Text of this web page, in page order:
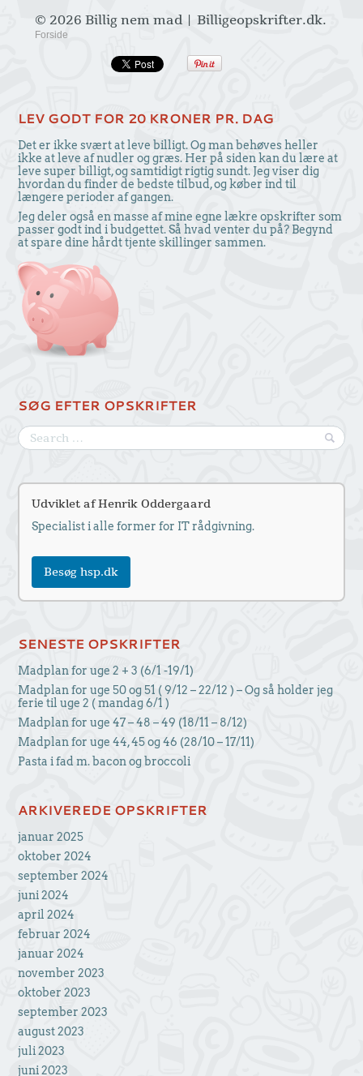
© 2026 Billig nem mad | Billigeopskrifter.dk.
Forside
LEV GODT FOR 20 KRONER PR. DAG
Det er ikke svært at leve billigt. Og man behøves heller
ikke at leve af nudler og græs. Her på siden kan du lære at
leve super billigt, og samtidigt rigtig sundt. Jeg viser dig
hvordan du finder de bedste tilbud, og køber ind til
længere perioder af gangen.
Jeg deler også en masse af mine egne lækre opskrifter som
passer godt ind i budgettet. Så hvad venter du på? Begynd
at spare dine hårdt tjente skillinger sammen.
SØG EFTER OPSKRIFTER
Udviklet af Henrik Oddergaard
Specialist i alle former for IT rådgivning.
Besøg hsp.dk
SENESTE OPSKRIFTER
Madplan for uge 2 + 3 (6/1 -19/1)
Madplan for uge 50 og 51 ( 9/12 – 22/12 ) – Og så holder jeg
ferie til uge 2 ( mandag 6/1 )
Madplan for uge 47 – 48 – 49 (18/11 – 8/12)
Madplan for uge 44, 45 og 46 (28/10 – 17/11)
Pasta i fad m. bacon og broccoli
ARKIVEREDE OPSKRIFTER
januar 2025
oktober 2024
september 2024
juni 2024
april 2024
februar 2024
januar 2024
november 2023
oktober 2023
september 2023
august 2023
juli 2023
juni 2023